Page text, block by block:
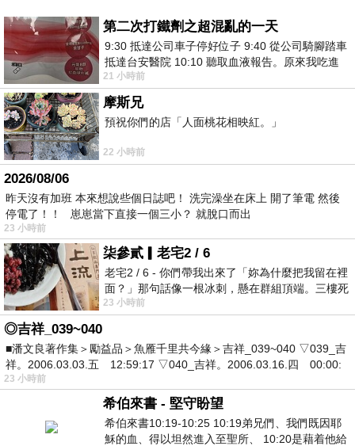
第二次打鐵劑之超混亂的一天
9:30 抵達公司車子停好位子 9:40 從公司騎腳踏車
抵達台安醫院 10:10 聽取血液報告。原來我吃進
去的 B12 彌可保並非沒有吸收而是超
21 小時前
摩斯兄
預祝你們的店「人面桃花相映紅。」
22 小時前
2026/08/06
昨天沒有加班 本來想說些個日誌吧！ 洗完澡坐在床上 開了筆電 然後
停電了！！ 崽崽當下直接一個三小？ 就脫口而出
23 小時前
柒參貳▎老宅2 / 6
老宅2 / 6 - 你們帶我出來了「妳為什麼把我留在裡
面？」那句話像一根冰刺，懸在群組頂端。三樓死
死盯著照片裡的人。那個人確實站在
23 小時前
◎吉祥_039~040
■潘文良著作集＞勵益品＞魚雁千里共今緣＞吉祥_039~040 ▽039_吉
祥。2006.03.03.五 12:59:17 ▽040_吉祥。2006.03.16.四 00:00:
23 小時前
希伯來書 - 堅守盼望
希伯來書10:19-10:25 10:19弟兄們、我們既因耶
穌的血、得以坦然進入至聖所、 10:20是藉着他給